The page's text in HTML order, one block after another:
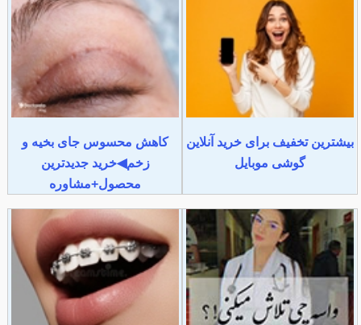
بیشترین تخفیف برای خرید آنلاین
گوشی موبایل
کاهش محسوس جای بخیه و
زخم◀خرید جدیدترین
محصول+مشاوره